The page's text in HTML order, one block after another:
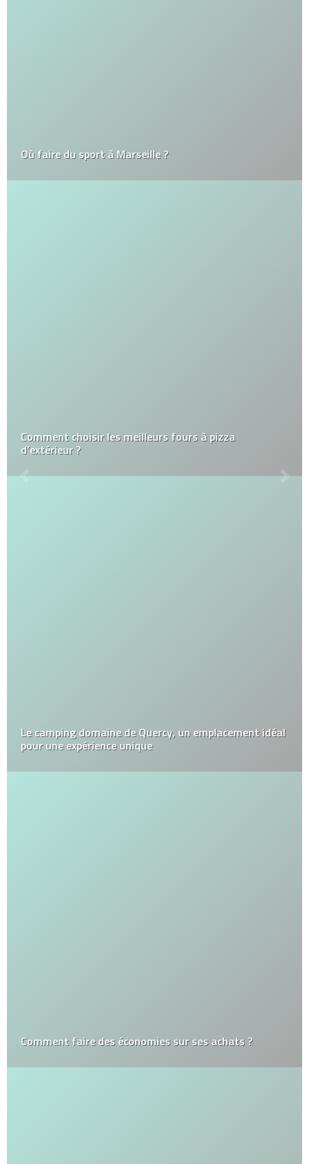
Où faire du sport à Marseille ?
Comment choisir les meilleurs fours à pizza
d’extérieur ?
Le camping domaine de Quercy, un emplacement idéal
pour une expérience unique
Comment faire des économies sur ses achats ?